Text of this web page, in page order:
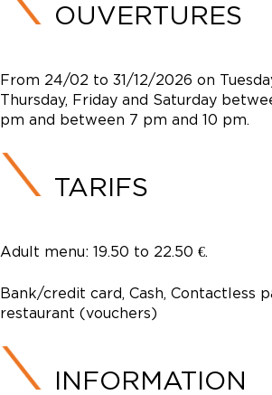
OUVERTURES
From 24/02 to 31/12/2026 on
Thursday, Friday and Saturday
pm and between 7 pm and 10 pm.
TARIFS
Adult menu: 19.50 to 22.50 €.
Bank/credit card, Cash, Contactless
restaurant (vouchers)
INFORMATION